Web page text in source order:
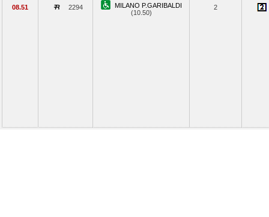
08.51 2294
MILANO P.GARIBALDI
(10.50)
2